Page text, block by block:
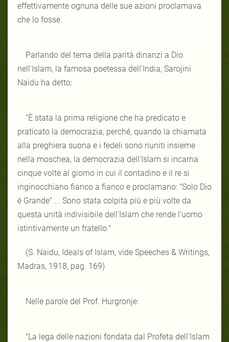
effettivamente ognuna delle sue azioni proclamava
che lo fosse.
Parlando del tema della parità dinanzi a Dio
nell'Islam, la famosa poetessa dell'India, Sarojini
Naidu ha detto:
“È stata la prima religione che ha predicato e
praticato la democrazia; perché, quando la chiamata
alla preghiera suona e i fedeli sono riuniti insieme
nella moschea, la democrazia dell'Islam si incarna
cinque volte al giorno in cui il contadino e il re si
inginocchiano fianco a fianco e proclamano: "Solo Dio
è Grande" ... Sono stata colpita più e più volte da
questa unità indivisibile dell'Islam che rende l'uomo
istintivamente un fratello."
(S. Naidu, Ideals of Islam, vide Speeches & Writings,
Madras, 1918, pag. 169)
Nelle parole del Prof. Hurgronje:
"La lega delle nazioni fondata dal Profeta dell'Islam